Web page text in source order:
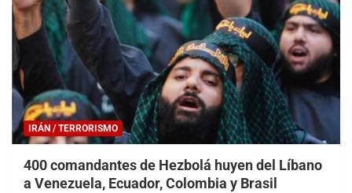
IRÁN / TERRORISMO
400 comandantes de Hezbolá huyen del Líbano
a Venezuela, Ecuador, Colombia y Brasil